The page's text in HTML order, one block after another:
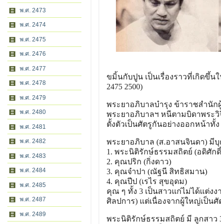
พ.ศ. 2473
พ.ศ. 2474
พ.ศ. 2475
พ.ศ. 2476
พ.ศ. 2477
พ.ศ. 2478
พ.ศ. 2479
พ.ศ. 2480
พ.ศ. 2481
พ.ศ. 2482
พ.ศ. 2483
พ.ศ. 2484
พ.ศ. 2485
พ.ศ. 2487
พ.ศ. 2489
ขมิ้นกับปูน เป็นเรื่องราวที่เกิดขึ้น
2475 2500)
พระยาอภิบาลบํารุง ข้าราชสํานัก
พระยาอภิบาลฯ หนีตามบิดาพระ
ตั้งตัวเป็นศัตรูกันอย่างออกหน้าทั้
พระยาอภิบาล (ส.อาสนจินดา) มี
1. พระนิติรักษ์ธรรมสถิตย์ (อดิศัก
2. คุณปริก (กิ่งดาว)
3. คุณจําปา (ณัฐนี สิทธิสมาน)
4. คุณปีป (เรไร สุขอุดม)
คุณ ๆ ทั้ง 3 เป็นสาวแก่ไม่ได้แต่ง
ศิลปการ) แต่เนื่องจากผู้ใหญ่เป็น
พระนิติรักษ์ธรรมสถิตย์ มี ลูกสาว